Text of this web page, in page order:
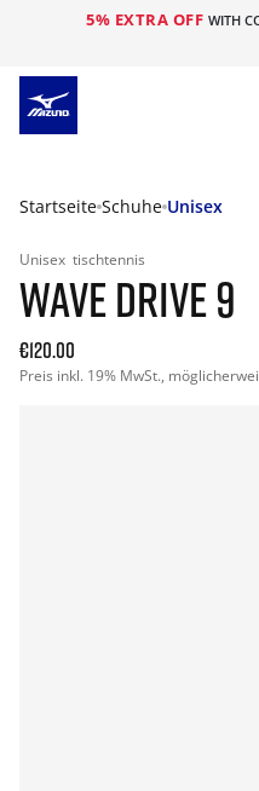
5% EXTRA OFF WITH
Startseite Schuhe Unisex
Unisex tischtennis
WAVE DRIVE 9
€120.00
Preis inkl. 19% MwSt.,